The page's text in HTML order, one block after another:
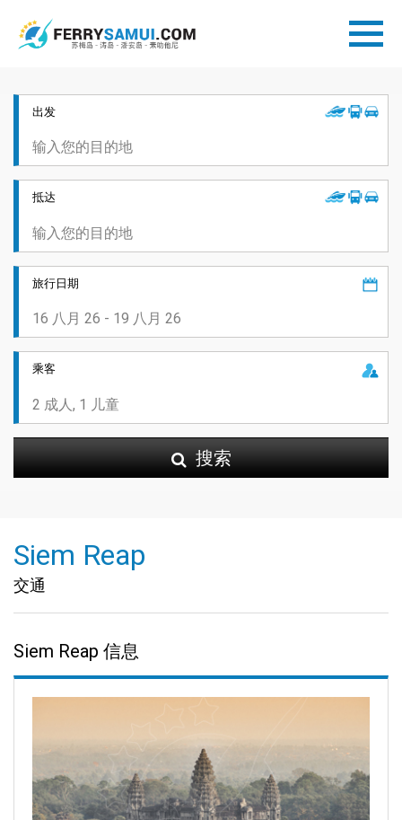
出发
抵达
旅行日期
乘客
搜索
Siem Reap
交通
Siem Reap 信息